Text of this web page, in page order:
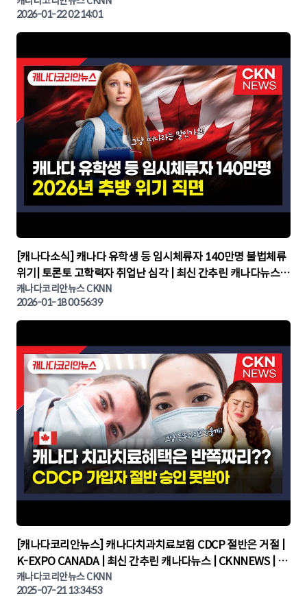
2026-01-22 02:14:01
▶
[캐나다소식] 캐나다 유학생 등 임시체류자 140만명 불법체류
위기| 토론토 고학력자 취업난 심각 | 최신 간추린 캐나다뉴스 |
CKNNEWS, 캐나다코리안뉴스
캐나다코리안뉴스 CKNN
2026-01-18 00:56:39
▶
[캐나다코리안뉴스] 캐나다치과치료보험 CDCP 절반은 거절 |
K-EXPO CANADA | 최신 간추린 캐나다뉴스 | CKNNEWS | 캐
나다뉴스 | 토론토뉴스
캐나다코리안뉴스 CKNN
2025-07-21 13:34:53